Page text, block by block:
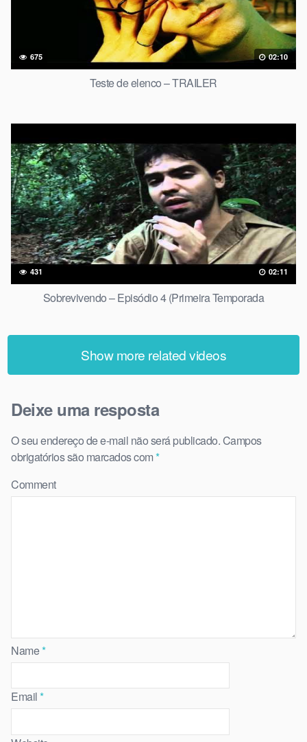
675 02:10
Teste de elenco – TRAILER
431 02:11
Sobrevivendo – Episódio 4 (Primeira Temporada
Show more related videos
Deixe uma resposta
O seu endereço de e-mail não será publicado.Campos
obrigatórios são marcados com*
Comment
Name*
Email*